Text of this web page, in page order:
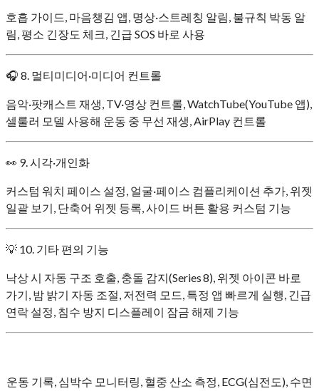
호흡 가이드, 마음챙김 앱, 명상·스트레칭 알림, 불규칙 박동 알
림, 평소 긴장도 체크, 긴급 SOS 바로 사용
🎧 8. 멀티미디어·미디어 컨트롤
음악·팟캐스트 재생, TV·영상 컨트롤, WatchTube(YouTube 앱),
셀룰러 모델 사용해 운동 중 무선 재생, AirPlay 컨트롤
👀 9. 시각·개인화
커스텀 워치 페이스 설정, 얼굴·페이스 컴플리케이션 추가, 위젯
일괄 보기, 단축어 위젯 등록, 사이드 버튼 활용 커스텀 기능
💡 10. 기타 편의 기능
낙상 시 자동 구조 호출, 충돌 감지(Series 8), 위젯 아이콘 바로
가기, 밤 밝기 자동 조절, 저전력 모드, 특정 앱 빠르게 실행, 긴급
연락 설정, 침수 방지 디스플레이 잠금 해제 기능
운동 기록, 심박수 모니터링, 혈중 산소 측정, ECG(심전도), 수면